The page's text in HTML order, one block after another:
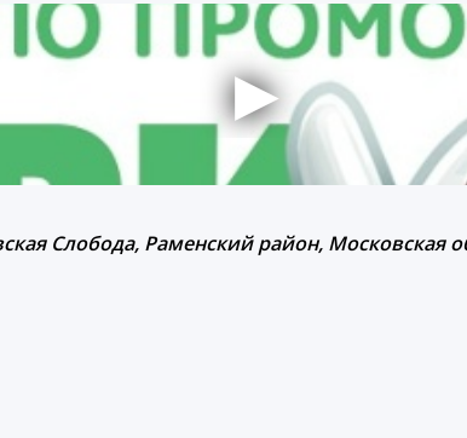
Слобода, Раменский район, Московская